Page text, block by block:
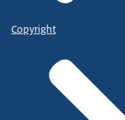
Copyright